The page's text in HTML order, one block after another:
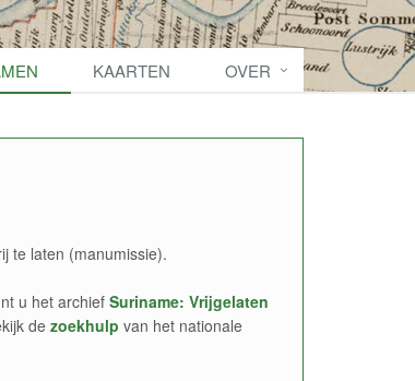
KAARTEN OVER
te laten (manumissie).
u het archief Suriname: Vrijgelaten
dezoekhulp van het nationale